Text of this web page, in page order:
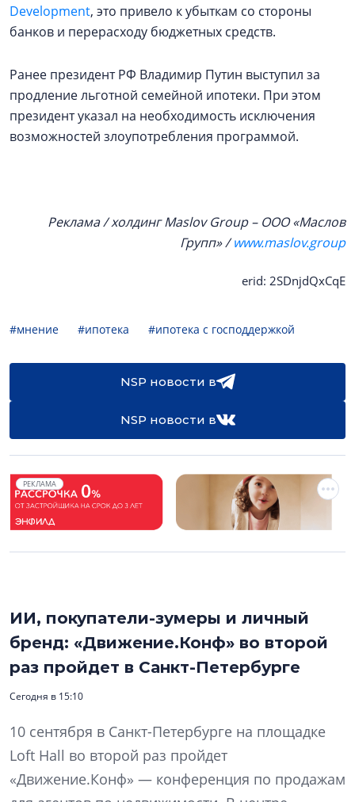
Development, это привело к убыткам со стороны
банков и перерасходу бюджетных средств.
Ранее президент РФ Владимир Путин выступил за
продление льготной семейной ипотеки. При этом
президент указал на необходимость исключения
возможностей злоупотребления программой.
Реклама / холдинг Maslov Group – ООО «Маслов
Групп» /www.maslov.group
erid: 2SDnjdQxCqE
#мнение #ипотека #ипотека с господдержкой
NSP новости в
NSP новости в
РЕКЛАМА
ИИ, покупатели-зумеры и личный
бренд: «Движение.Конф» во второй
раз пройдет в Санкт-Петербурге
Сегодня в 15:10
10 сентября в Санкт-Петербурге на площадке
Loft Hall во второй раз пройдет
«Движение.Конф» — конференция по продажам